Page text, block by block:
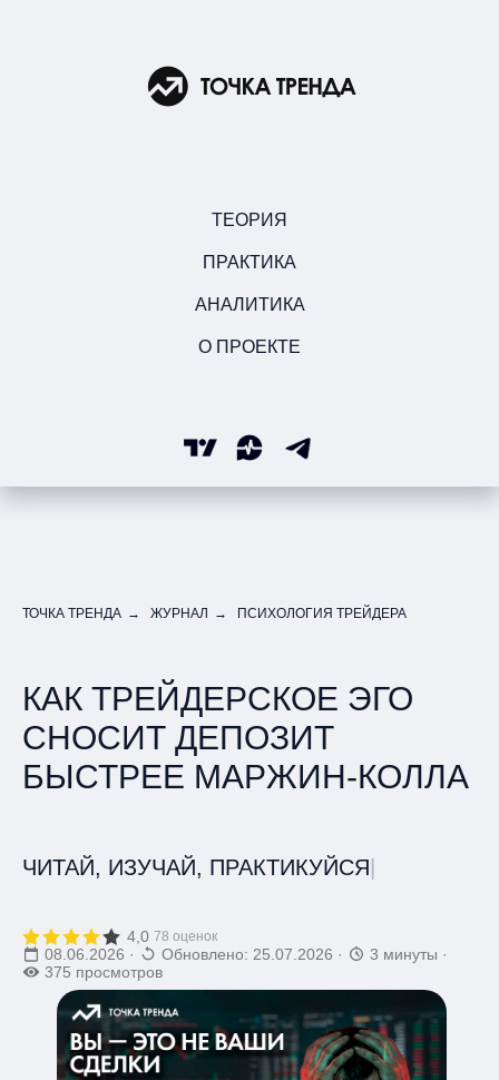
ТЕОРИЯ
ПРАКТИКА
АНАЛИТИКА
О ПРОЕКТЕ
ТОЧКА ТРЕНДА → ЖУРНАЛ → ПСИХОЛОГИЯ ТРЕЙДЕРА
КАК ТРЕЙДЕРСКОЕ ЭГО
СНОСИТ ДЕПОЗИТ
БЫСТРЕЕ МАРЖИН-КОЛЛА
ЧИТАЙ, ИЗУЧАЙ, ПРАКТИКУЙСЯ
4,0 78 оценок
08.06.2026 · Обновлено: 25.07.2026 · 3 минуты ·
375 просмотров